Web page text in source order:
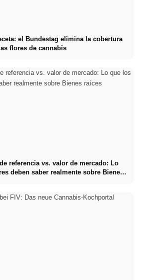
el Bundestag elimina la cobertura
flores de cannabis
referencia vs. valor de mercado: Lo
deben saber realmente sobre Bienes